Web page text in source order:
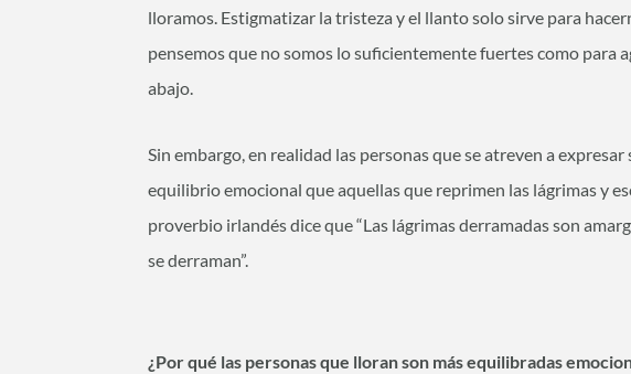
lloramos. Estigmatizar la tristeza y el llanto solo sirve para
pensemos que no somos lo suficientemente fuertes como para
abajo.
Sin embargo, en realidad las personas que se atreven a
equilibrio emocional que aquellas que reprimen las lágrimas y
proverbio irlandés dice que “Las lágrimas derramadas son
se derraman”.
¿Por qué las personas que lloran son más equilibradas